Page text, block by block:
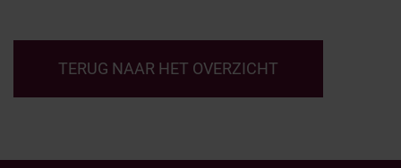
TERUG NAAR HET OVERZICHT